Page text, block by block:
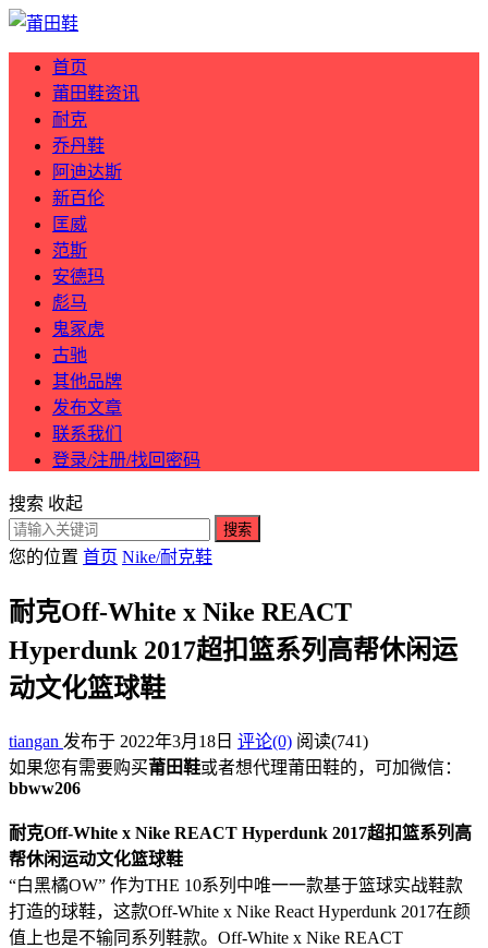
首页
莆田鞋资讯
耐克
乔丹鞋
阿迪达斯
新百伦
匡威
范斯
安德玛
彪马
鬼冢虎
古驰
其他品牌
发布文章
联系我们
登录/注册/找回密码
搜索 收起
搜索
您的位置 首页 Nike/耐克鞋
耐克Off-White x Nike REACT
Hyperdunk 2017超扣篮系列高帮休闲运
动文化篮球鞋
tiangan 发布于 2022年3月18日 评论(0) 阅读(741)
如果您有需要购买莆田鞋或者想代理莆田鞋的，可加微信：
bbww206
耐克Off-White x Nike REACT Hyperdunk 2017超扣篮系列高
帮休闲运动文化篮球鞋
“白黑橘OW” 作为THE 10系列中唯一一款基于篮球实战鞋款
打造的球鞋，这款Off-White x Nike React Hyperdunk 2017在颜
值上也是不输同系列鞋款。Off-White x Nike REACT